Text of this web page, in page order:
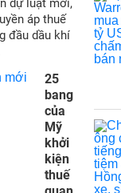
dự luật mới,
áp thuế
đầu dầu khí
25
bang
của
Mỹ
khởi
kiện
thuế